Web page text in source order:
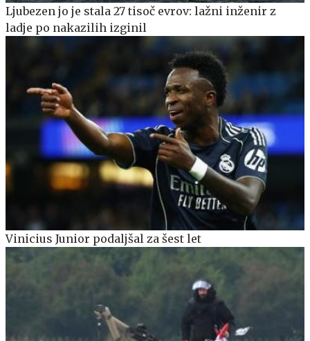
Ljubezen jo je stala 27 tisoč evrov: lažni inženir z
ladje po nakazilih izginil
Vinicius Junior podaljšal za šest let